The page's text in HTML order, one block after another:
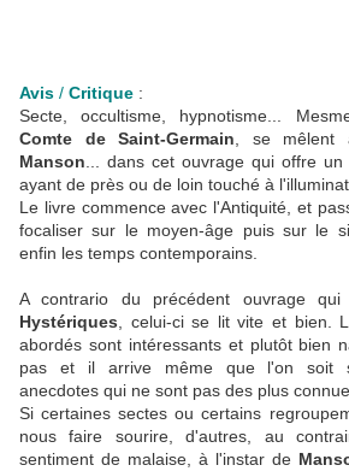
Avis / Critique :
Secte, occultisme, hypnotisme...
Comte de Saint-Germain , se mêlent
Manson ... dans cet ouvrage qui offre
ayant de près ou de loin touché à
Le livre commence avec l'Antiquité, et
focaliser sur le moyen-âge puis sur le
enfin les temps contemporains.
A contrario du précédent ouvrage
Hystériques , celui-ci se lit vite et bien.
abordés sont intéressants et plutôt bien
pas et il arrive même que l'on soit
anecdotes qui ne sont pas des plus
Si certaines sectes ou certains
nous faire sourire, d'autres, au
sentiment de malaise, à l'instar de